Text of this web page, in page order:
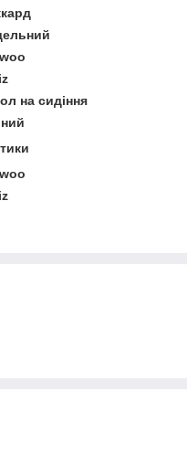
на сидіння